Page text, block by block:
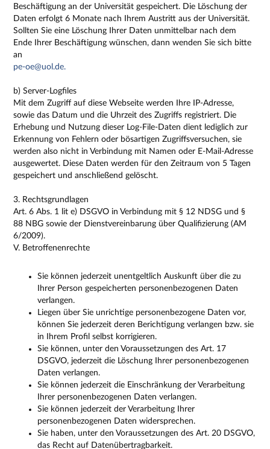
Beschäftigung an der Universität gespeichert. Die Löschung der
Daten erfolgt 6 Monate nach Ihrem Austritt aus der Universität.
Sollten Sie eine Löschung Ihrer Daten unmittelbar nach dem
Ende Ihrer Beschäftigung wünschen, dann wenden Sie sich bitte
an
pe-oe@uol.de.
b) Server-Logfiles
Mit dem Zugriff auf diese Webseite werden Ihre IP-Adresse,
sowie das Datum und die Uhrzeit des Zugriffs registriert. Die
Erhebung und Nutzung dieser Log-File-Daten dient lediglich zur
Erkennung von Fehlern oder bösartigen Zugriffsversuchen, sie
werden also nicht in Verbindung mit Namen oder E-Mail-Adresse
ausgewertet. Diese Daten werden für den Zeitraum von 5 Tagen
gespeichert und anschließend gelöscht.
3. Rechtsgrundlagen
Art. 6 Abs. 1 lit e) DSGVO in Verbindung mit § 12 NDSG und §
88 NBG sowie der Dienstvereinbarung über Qualifizierung (AM
6/2009).
V. Betroffenenrechte
Sie können jederzeit unentgeltlich Auskunft über die zu
Ihrer Person gespeicherten personenbezogenen Daten
verlangen.
Liegen über Sie unrichtige personenbezogene Daten vor,
können Sie jederzeit deren Berichtigung verlangen bzw. sie
in Ihrem Profil selbst korrigieren.
Sie können, unter den Voraussetzungen des Art. 17
DSGVO, jederzeit die Löschung Ihrer personenbezogenen
Daten verlangen.
Sie können jederzeit die Einschränkung der Verarbeitung
Ihrer personenbezogenen Daten verlangen.
Sie können jederzeit der Verarbeitung Ihrer
personenbezogenen Daten widersprechen.
Sie haben, unter den Voraussetzungen des Art. 20 DSGVO,
das Recht auf Datenübertragbarkeit.